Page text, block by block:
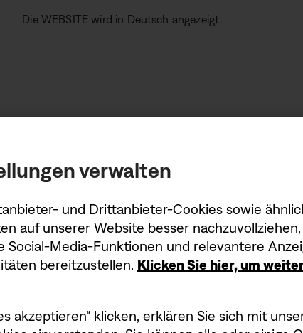
Die WEBSITE wird in Deutsch angezeigt.
3. Bestellvorgang
Alle Bestellungen über den Online-Shop von Bose sind
Der Kunde wählt die Produkte durch Anklicken des
hinzufügen” aus und setzt die Navigation durch
Der Kunde kann die ausgewählten Produkte in seinem
Buttons “Siehe Details/Mein Einkaufswagen” sehen
verwalten
und Drittanbieter-Cookies sowie
auf unserer Website besser
Social-Media-Funktionen und relevantere
bereitzustellen. Klicken Sie hier, um
akzeptieren“ klicken, erklären Sie sich mit